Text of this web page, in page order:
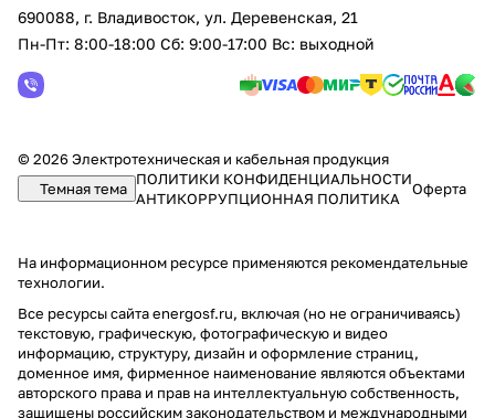
690088, г. Владивосток, yл. Деревенская, 21
Пн-Пт: 8:00-18:00 Сб: 9:00-17:00 Вс: выходной
© 2026 Электротехническая и кабельная продукция
Темная тема
ПОЛИТИКИ КОНФИДЕНЦИАЛЬНОСТИ
АНТИКОРРУПЦИОННАЯ ПОЛИТИКА
Оферта
На информационном ресурсе применяются рекомендательные
технологии.
Все ресурсы сайта energosf.ru, включая (но не ограничиваясь)
текстовую, графическую, фотографическую и видео
информацию, структуру, дизайн и оформление страниц,
доменное имя, фирменное наименование являются объектами
авторского права и прав на интеллектуальную собственность,
защищены российским законодательством и международными